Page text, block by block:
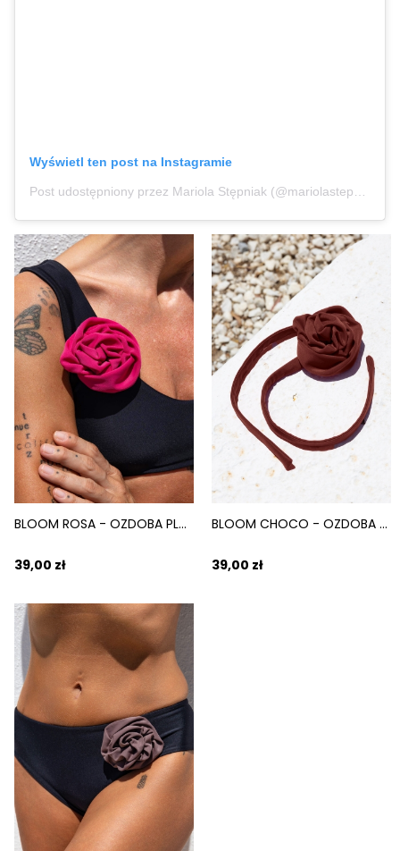
Wyświetl ten post na Instagramie
BLOOM ROSA - OZDOBA PLAŻOWA DO WIĄZANIA RÓŻOWY
39,00 zł
BLOOM CHOCO - OZDOBA PLAŻOWA DO WIĄZANIA BRĄZOWY
39,00 zł